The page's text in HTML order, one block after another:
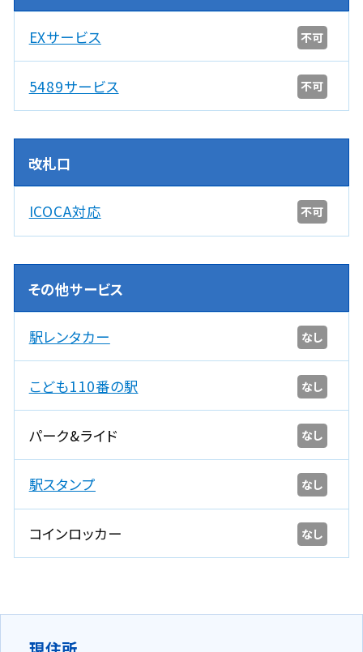
EXサービス 不可
5489サービス 不可
改札口
ICOCA対応 不可
その他サービス
駅レンタカー なし
こども110番の駅 なし
パーク&ライド なし
駅スタンプ なし
コインロッカー なし